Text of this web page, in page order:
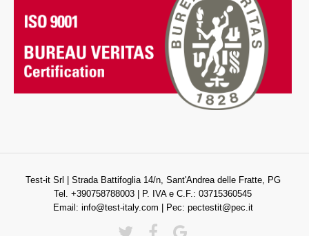
Test-it Srl | Strada Battifoglia 14/n, Sant'Andrea delle Fratte, PG
Tel. +390758788003 | P. IVA e C.F.: 03715360545
Email: info@test-italy.com | Pec: pectestit@pec.it